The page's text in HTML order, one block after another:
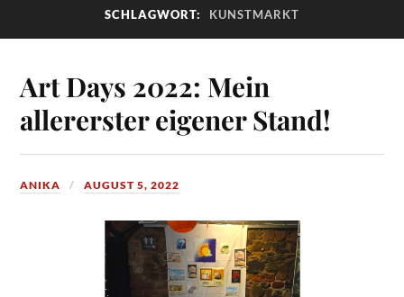
SCHLAGWORT: KUNSTMARKT
Art Days 2022: Mein
allererster eigener Stand!
ANIKA AUGUST 5, 2022